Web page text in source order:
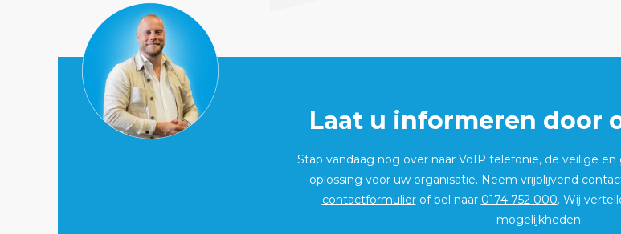
Laat u informeren door
Stap vandaag nog over naar VoIP telefonie, de veilige
oplossing voor uw organisatie. Neem vrijblijvend
contactformulierof bel naar 0174 752 000. Wij
mogelijkheden.